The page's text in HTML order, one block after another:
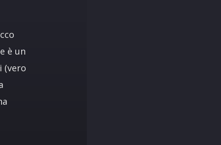
è un
(vero